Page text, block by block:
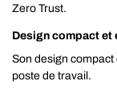
Zero Trust.
Design compact et
Son design compact
poste de travail.